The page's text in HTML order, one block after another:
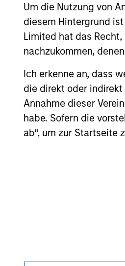
Um die Nutzung von
diesem Hintergrund
Limited hat das
nachzukommen,
Ich erkenne an, dass
die direkt oder
Annahme dieser
habe. Sofern die
ab“, um zur Startseite
considerations
04-AUG-2026
May not represent
The information on